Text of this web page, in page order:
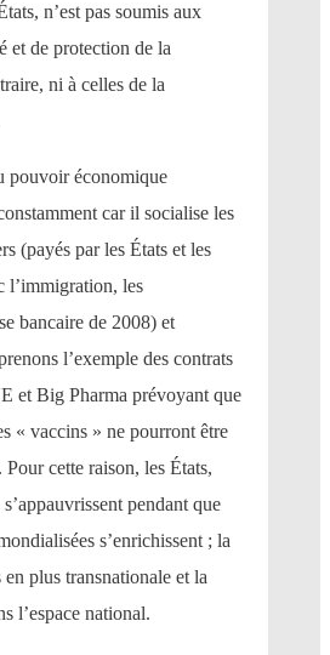
n’est pas soumis aux
et de protection de la
ni à celles de la
pouvoir économique
car il socialise les
(payés par les États et les
l’immigration, les
bancaire de 2008) et
l’exemple des contrats
et Big Pharma prévoyant que
« vaccins » ne pourront être
cette raison, les États,
pendant que
s’enrichissent ; la
plus transnationale et la
l’espace national.